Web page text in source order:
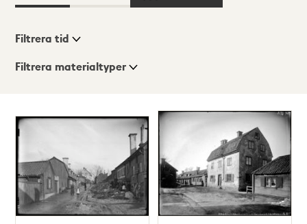
Visningsläge
Filtrera tid
Filtrera materialtyper
träffar